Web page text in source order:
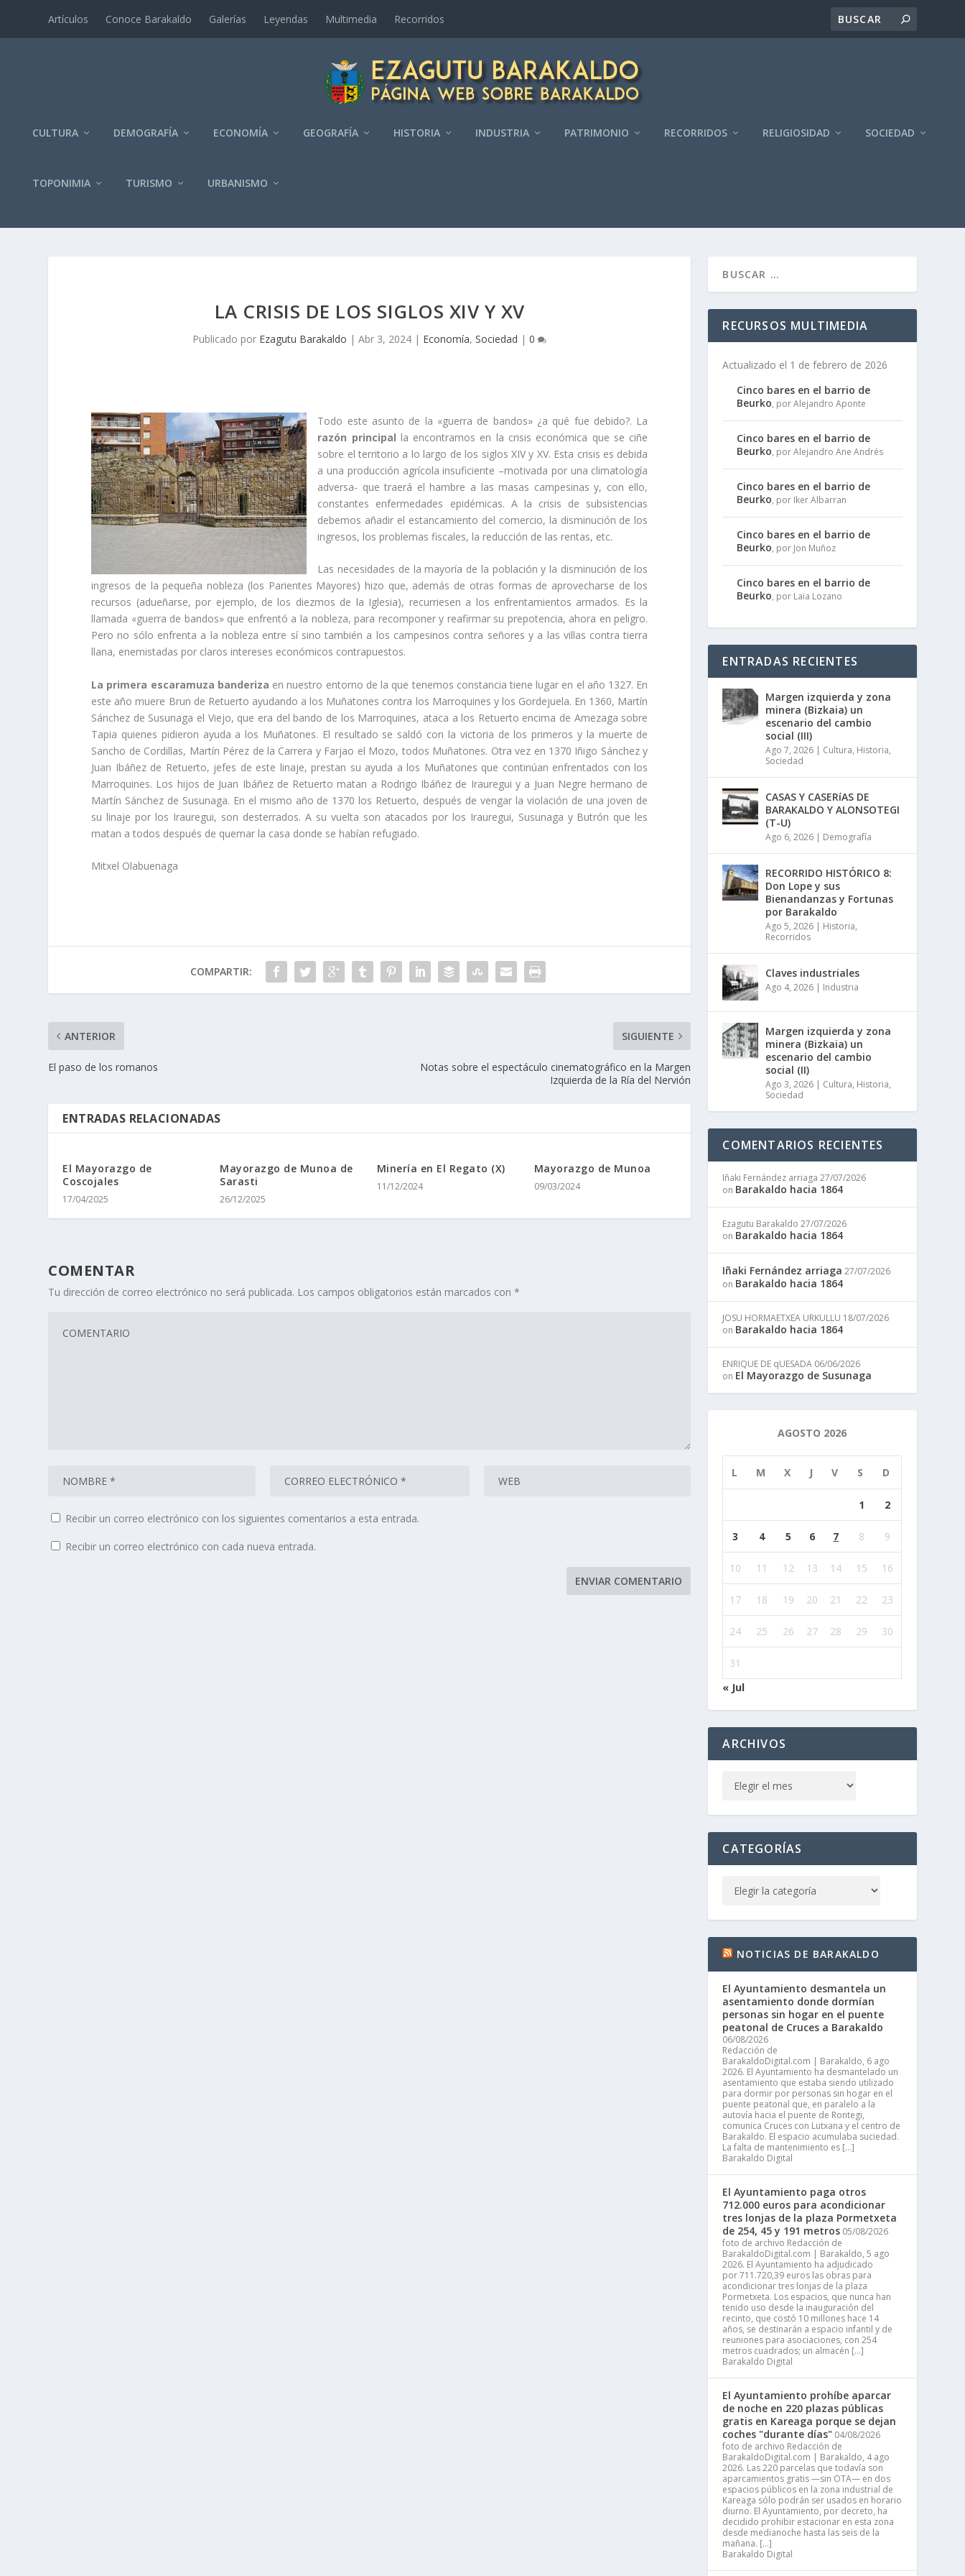
Artí­culos Conoce Barakaldo Galerí­as Leyendas Multimedia Recorridos
CULTURA DEMOGRAFÍA ECONOMÍA GEOGRAFÍ­A HISTORIA INDUSTRIA PATRIMONIO RECORRIDOS RELIGIOSIDAD SOCIEDAD
TOPONIMIA TURISMO URBANISMO
LA CRISIS DE LOS SIGLOS XIV Y XV
Publicado por Ezagutu Barakaldo |Abr 3, 2024 | Economía,Sociedad |0
Todo este asunto de la «guerra de bandos» ¿a qué fue debido?. La
razón principal la encontramos en la crisis económica que se ciñe
sobre el territorio a lo largo de los siglos XIV y XV. Esta crisis es debida
a una producción agrí­cola insuficiente –motivada por una climatologí­a
adversa- que traerá el hambre a las masas campesinas y, con ello,
constantes enfermedades epidémicas. A la crisis de subsistencias
debemos añadir el estancamiento del comercio, la disminución de los
ingresos, los problemas fisca­les, la reducción de las rentas, etc.
Las necesidades de la mayorí­a de la población y la disminución de los
ingresos de la pequeña nobleza (los Parientes Mayores) hizo que, además de otras formas de aprovecharse de los
recursos (adueñarse, por ejemplo, de los diezmos de la Iglesia), recurriesen a los enfrentamientos armados. Es la
llamada «guerra de bandos» que enfrentó a la nobleza, para recomponer y reafirmar su prepotencia, ahora en peligro.
Pero no sólo enfrenta a la nobleza entre sí­ sino también a los campesinos contra señores y a las villas contra tie­rra
llana, enemistadas por claros intereses económicos contrapuestos.
La primera escaramuza banderiza en nuestro entorno de la que tenemos constancia tiene lugar en el año 1327. En
este año muere Brun de Retuerto ayudando a los Muñatones contra los Marroquines y los Gordejuela. En 1360, Martí­n
Sánchez de Susunaga el Viejo, que era del bando de los Marroquines, ataca a los Retuerto encima de Amezaga sobre
Tapia quienes pidieron ayuda a los Muñatones. El resultado se saldó con la victoria de los primeros y la muerte de
Sancho de Cordillas, Martí­n Pérez de la Carrera y Farjao el Mozo, todos Muñatones. Otra vez en 1370 Iñigo Sánchez y
Juan Ibáñez de Retuerto, jefes de este linaje, prestan su ayuda a los Muñatones que conti­núan enfrentados con los
Marroquines. Los hijos de Juan Ibáñez de Retuerto matan a Rodrigo Ibáñez de Irauregui y a Juan Negre hermano de
Martí­n Sánchez de Susunaga. En el mismo año de 1370 los Retuerto, después de vengar la violación de una joven de
su linaje por los Irauregui, son desterrados. A su vuelta son atacados por los Irauregui, Susunaga y Butrón que les
matan a todos después de quemar la casa donde se habí­an refugiado.
Mitxel Olabuenaga
COMPARTIR:
ANTERIOR
El paso de los romanos
SIGUIENTE
Notas sobre el espectáculo cinematográfico en la Margen
Izquierda de la Rí­a del Nervión
ENTRADAS RELACIONADAS
El Mayorazgo de
Coscojales
17/04/2025
Mayorazgo de Munoa de
Sarasti
26/12/2025
Minerí­a en El Regato (X)
11/12/2024
Mayorazgo de Munoa
09/03/2024
COMENTAR
Tu dirección de correo electrónico no será publicada. Los campos obligatorios están marcados con*
Recibir un correo electrónico con los siguientes comentarios a esta entrada.
Recibir un correo electrónico con cada nueva entrada.
RECURSOS MULTIMEDIA
Actualizado el 1 de febrero de 2026
Cinco bares en el barrio de
Beurko, por Alejandro Aponte
Cinco bares en el barrio de
Beurko, por Alejandro Ane Andrés
Cinco bares en el barrio de
Beurko, por Iker Albarran
Cinco bares en el barrio de
Beurko, por Jon Muñoz
Cinco bares en el barrio de
Beurko, por Laia Lozano
ENTRADAS RECIENTES
Margen izquierda y zona
minera (Bizkaia) un
escenario del cambio
social (III)
Ago 7, 2026 | Cultura, Historia,
Sociedad
CASAS Y CASERíAS DE
BARAKALDO Y ALONSOTEGI
(T-U)
Ago 6, 2026 | Demografía
RECORRIDO HISTÓRICO 8:
Don Lope y sus
Bienandanzas y Fortunas
por Barakaldo
Ago 5, 2026 | Historia,
Recorridos
Claves industriales
Ago 4, 2026 | Industria
Margen izquierda y zona
minera (Bizkaia) un
escenario del cambio
social (II)
Ago 3, 2026 | Cultura, Historia,
Sociedad
COMENTARIOS RECIENTES
Iñaki Fernández arriaga 27/07/2026
on Barakaldo hacia 1864
Ezagutu Barakaldo 27/07/2026
on Barakaldo hacia 1864
Iñaki Fernández arriaga 27/07/2026
on Barakaldo hacia 1864
JOSU HORMAETXEA URKULLU 18/07/2026
on Barakaldo hacia 1864
ENRIQUE DE qUESADA 06/06/2026
on El Mayorazgo de Susunaga
AGOSTO 2026
L M X J V S D
1 2
3 4 5 6 7 8 9
10 11 12 13 14 15 16
17 18 19 20 21 22 23
24 25 26 27 28 29 30
31
« Jul
ARCHIVOS
CATEGORÍAS
NOTICIAS DE BARAKALDO
El Ayuntamiento desmantela un
asentamiento donde dormían
personas sin hogar en el puente
peatonal de Cruces a Barakaldo
06/08/2026
Redacción de
BarakaldoDigital.com | Barakaldo, 6 ago
2026. El Ayuntamiento ha desmantelado un
asentamiento que estaba siendo utilizado
para dormir por personas sin hogar en el
puente peatonal que, en paralelo a la
autovía hacia el puente de Rontegi,
comunica Cruces con Lutxana y el centro de
Barakaldo. El espacio acumulaba suciedad.
La falta de mantenimiento es […]
Barakaldo Digital
El Ayuntamiento paga otros
712.000 euros para acondicionar
tres lonjas de la plaza Pormetxeta
de 254, 45 y 191 metros 05/08/2026
foto de archivo Redacción de
BarakaldoDigital.com | Barakaldo, 5 ago
2026. El Ayuntamiento ha adjudicado
por 711.720,39 euros las obras para
acondicionar tres lonjas de la plaza
Pormetxeta. Los espacios, que nunca han
tenido uso desde la inauguración del
recinto, que costó 10 millones hace 14
años, se destinarán a espacio infantil y de
reuniones para asociaciones, con 254
metros cuadrados; un almacén […]
Barakaldo Digital
El Ayuntamiento prohíbe aparcar
de noche en 220 plazas públicas
gratis en Kareaga porque se dejan
coches "durante días" 04/08/2026
foto de archivo Redacción de
BarakaldoDigital.com | Barakaldo, 4 ago
2026. Las 220 parcelas que todavía son
aparcamientos gratis —sin OTA— en dos
espacios públicos en la zona industrial de
Kareaga sólo podrán ser usados en horario
diurno. El Ayuntamiento, por decreto, ha
decidido prohibir estacionar en esta zona
desde medianoche hasta las seis de la
mañana. […]
Barakaldo Digital